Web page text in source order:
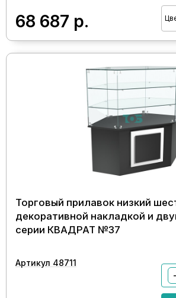
68 687 р.
Торговый прилавок низкий
декоративной накладкой и
серии КВАДРАТ №37
Артикул 48711